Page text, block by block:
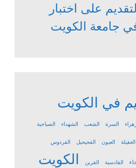
على اختبار
جامعة الكويت
في الكويت
السرة الشعب الشهداء الصباحية
العقيلة العيون الفحيحيل الفردوس
القادسية القرين الكويت